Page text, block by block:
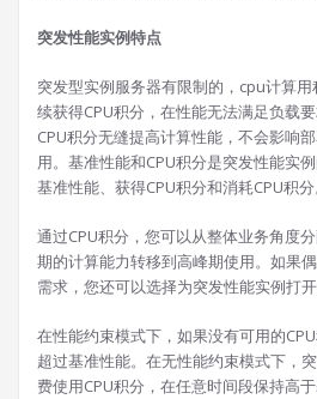
突发性能实例特点
突发型实例服务器有限制的，cpu计算
续获得CPU积分，在性能无法满足负载
CPU积分无缝提高计算性能，不会影响
用。基准性能和CPU积分是突发性能实
基准性能、获得CPU积分和消耗CPU积分
通过CPU积分，您可以从整体业务角度
期的计算能力转移到高峰期使用。如果
需求，您还可以选择为突发性能实例打开
在性能约束模式下，如果没有可用的
超过基准性能。在无性能约束模式下，
费使用CPU积分，在任意时间段保持高